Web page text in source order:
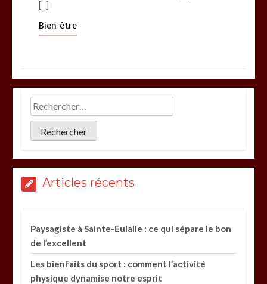
Bien être
Articles récents
Paysagiste à Sainte-Eulalie : ce qui sépare le bon
de l’excellent
Les bienfaits du sport : comment l’activité
physique dynamise notre esprit